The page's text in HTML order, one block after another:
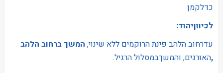
כדלקמן
לכיווןיהוד:
עדרחוב הלהב פינת הרוקמים ללא שינוי, המשך ברחוב הלהב
,האורגים, והמשךבמסלול הרגיל.